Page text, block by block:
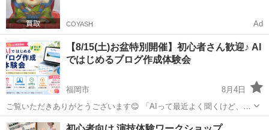
COYASH Ad
【8/15(土)お盆特別開催】初心者さん歓迎♪ AI
ではじめるブログ作成体験会
福岡市
8月4日
ご覧いただきありがとうございます😊 「AIって最近よく聞くけど、ど
う使うの？」 「ブログを書いてみたいけれど、何から始めればいいか
福岡 福岡市 ワークショップ 体験会